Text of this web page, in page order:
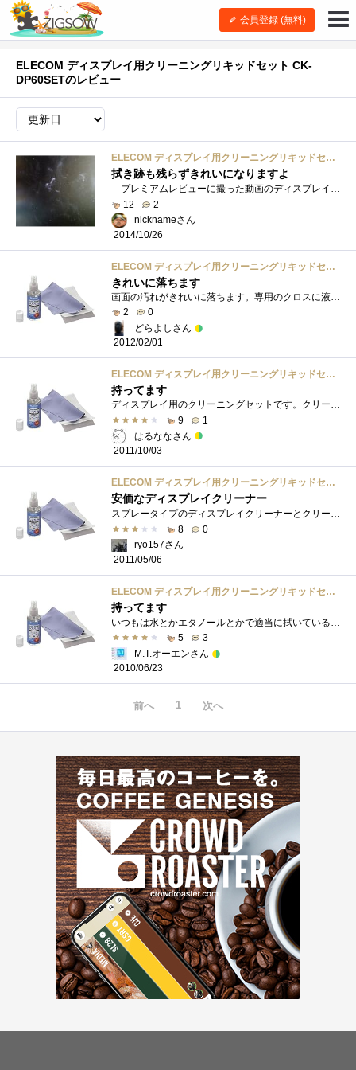
会員登録 (無料)
ELECOM ディスプレイ用クリーニングリキッドセット CK-
DP60SETのレビュー
ELECOM ディスプレイ用クリーニングリキッドセット CK-DP60SET
拭き跡も残らずきれいになりますよ
プレミアムレビューに撮った動画のディスプレイが汚かったので反省。 ディスプレイクリーニングキットを買ってきました。 うへぇ～！斜�...
12
2
nicknameさん
2014/10/26
ELECOM ディスプレイ用クリーニングリキッドセット CK-DP60SET
きれいに落ちます
2
0
どらよしさん
2012/02/01
ELECOM ディスプレイ用クリーニングリキッドセット CK-DP60SET
持ってます
ディスプレイ用のクリーニングセットです。クリーニングスプレイは、かなり持ちます。もう何年持っているのだろう
9
1
はるななさん
2011/10/03
ELECOM ディスプレイ用クリーニングリキッドセット CK-DP60SET
安価なディスプレイクリーナー
スプレータイプのディスプレイクリーナーとクリーニングクロスのセット。実は未だ1回も使ってないです(笑)前に使っていたサンワサプライのデ�...
8
0
ryo157さん
2011/05/06
ELECOM ディスプレイ用クリーニングリキッドセット CK-DP60SET
持ってます
5
3
M.T.オーエンさん
2010/06/23
前へ 1 次へ